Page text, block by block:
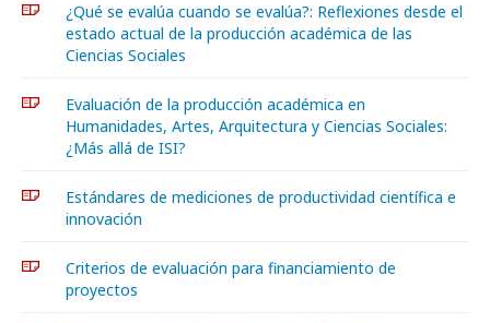
¿Qué se evalúa cuando se evalúa?: Reflexiones desde el
estado actual de la producción académica de las
Ciencias Sociales
Evaluación de la producción académica en
Humanidades, Artes, Arquitectura y Ciencias Sociales:
¿Más allá de ISI?
Estándares de mediciones de productividad científica e
innovación
Criterios de evaluación para financiamiento de
proyectos